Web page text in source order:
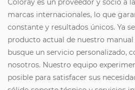
Coloray es un proveedor y socio a
marcas internacionales, lo que
constante y resultados únicos. Ya
producto actual de nuestro
busque un servicio personalizado,
nosotros. Nuestro equipo
posible para satisfacer sus